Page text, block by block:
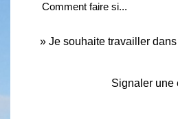
Comment faire si...
Je souhaite travailler
Signaler une